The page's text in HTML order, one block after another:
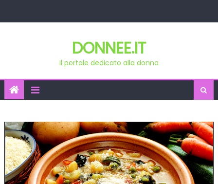
DONNEE.IT
Il portale dedicato alla donna